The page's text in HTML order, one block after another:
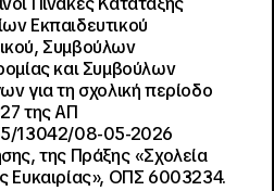
Εκπαιδευτικού
Συμβούλων
και Συμβούλων
για τη σχολική περίοδο
της ΑΠ
13042/08-05-2026
της Πράξης «Σχολεία
Ευκαιρίας», ΟΠΣ 6003234.